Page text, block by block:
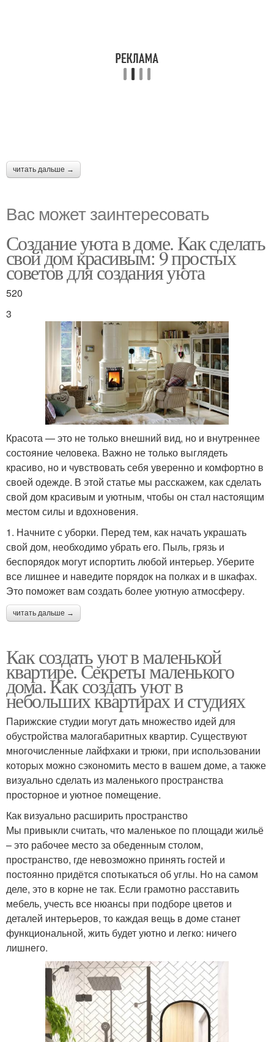
читать дальше →
Вас может заинтересовать
Создание уюта в доме. Как сделать
свой дом красивым: 9 простых
советов для создания уюта
520
3
Красота — это не только внешний вид, но и внутреннее
состояние человека. Важно не только выглядеть
красиво, но и чувствовать себя уверенно и комфортно в
своей одежде. В этой статье мы расскажем, как сделать
свой дом красивым и уютным, чтобы он стал настоящим
местом силы и вдохновения.
1. Начните с уборки. Перед тем, как начать украшать
свой дом, необходимо убрать его. Пыль, грязь и
беспорядок могут испортить любой интерьер. Уберите
все лишнее и наведите порядок на полках и в шкафах.
Это поможет вам создать более уютную атмосферу.
читать дальше →
Как создать уют в маленькой
квартире. Секреты маленького
дома. Как создать уют в
небольших квартирах и студиях
Парижские студии могут дать множество идей для
обустройства малогабаритных квартир. Существуют
многочисленные лайфхаки и трюки, при использовании
которых можно сэкономить место в вашем доме, а также
визуально сделать из маленького пространства
просторное и уютное помещение.
Как визуально расширить пространство
Мы привыкли считать, что маленькое по площади жильё
– это рабочее место за обеденным столом,
пространство, где невозможно принять гостей и
постоянно придётся спотыкаться об углы. Но на самом
деле, это в корне не так. Если грамотно расставить
мебель, учесть все нюансы при подборе цветов и
деталей интерьеров, то каждая вещь в доме станет
функциональной, жить будет уютно и легко: ничего
лишнего.